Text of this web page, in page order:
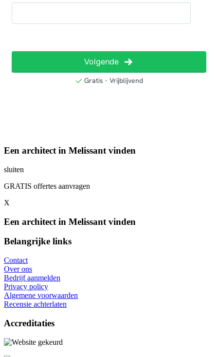
Een architect in Melissant vinden
sluiten
GRATIS offertes aanvragen
X
Een architect in Melissant vinden
Belangrijke links
Contact
Over ons
Bedrijf aanmelden
Privacy policy
Algemene voorwaarden
Recensie achterlaten
Accreditaties